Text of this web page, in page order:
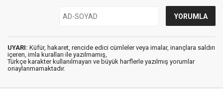
UYARI: Küfür, hakaret, rencide edici cümleler veya imalar, inançlara saldırı
içeren, imla kuralları ile yazılmamış,
Türkçe karakter kullanılmayan ve büyük harflerle yazılmış yorumlar
onaylanmamaktadır.